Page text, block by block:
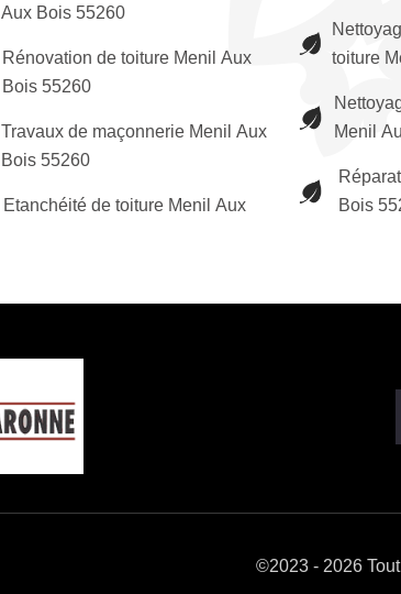
Aux Bois 55260
Rénovation de toiture Menil Aux
Bois 55260
Travaux de maçonnerie Menil Aux
Bois 55260
Etanchéité de toiture Menil Aux
toiture
Menil
Bois
©2023 - 2026